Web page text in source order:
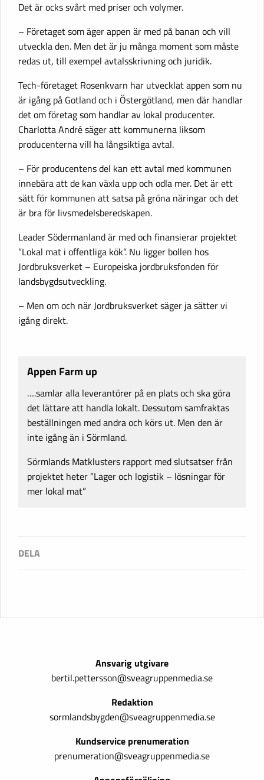
Det är ocks svårt med priser och volymer.
– Företaget som äger appen är med på banan och vill
utveckla den. Men det är ju många moment som måste
redas ut, till exempel avtalsskrivning och juridik.
Tech-företaget Rosenkvarn har utvecklat appen som nu
är igång på Gotland och i Östergötland, men där handlar
det om företag som handlar av lokal producenter.
Charlotta André säger att kommunerna liksom
producenterna vill ha långsiktiga avtal.
– För producentens del kan ett avtal med kommunen
innebära att de kan växla upp och odla mer. Det är ett
sätt för kommunen att satsa på gröna näringar och det
är bra för livsmedelsberedskapen.
Leader Södermanland är med och finansierar projektet
”Lokal mat i offentliga kök”. Nu ligger bollen hos
Jordbruksverket – Europeiska jordbruksfonden för
landsbygdsutveckling.
– Men om och när Jordbruksverket säger ja sätter vi
igång direkt.
Appen Farm up
….samlar alla leverantörer på en plats och ska göra
det lättare att handla lokalt. Dessutom samfraktas
beställningen med andra och körs ut. Men den är
inte igång än i Sörmland.
Sörmlands Matklusters rapport med slutsatser från
projektet heter ”Lager och logistik – lösningar för
mer lokal mat”
Ansvarig utgivare
bertil.pettersson@sveagruppenmedia.se
Redaktion
sormlandsbygden@sveagruppenmedia.se
Kundservice prenumeration
prenumeration@sveagruppenmedia.se